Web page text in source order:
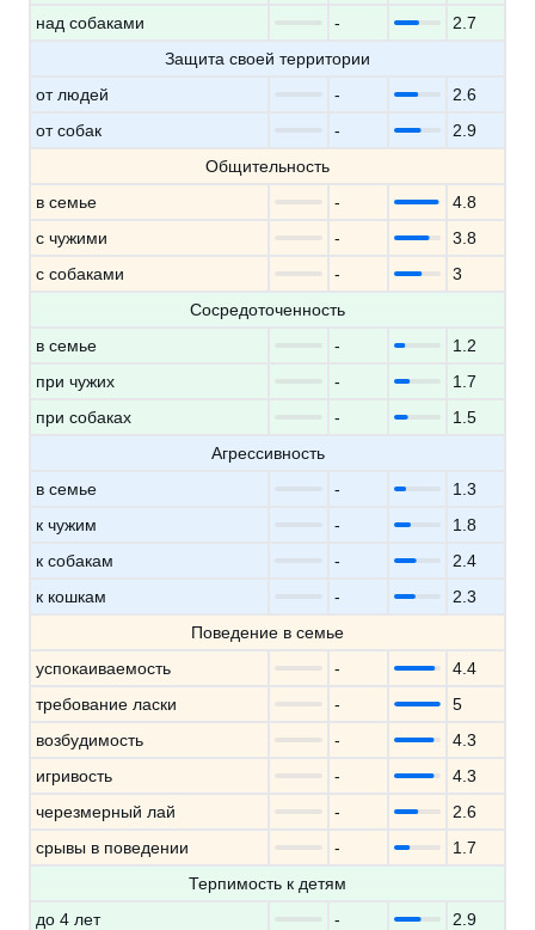
над собаками
-
2.7
Защита своей территории
от людей
-
2.6
от собак
-
2.9
Общительность
в семье
-
4.8
с чужими
-
3.8
с собаками
-
3
Сосредоточенность
в семье
-
1.2
при чужих
-
1.7
при собаках
-
1.5
Агрессивность
в семье
-
1.3
к чужим
-
1.8
к собакам
-
2.4
к кошкам
-
2.3
Поведение в семье
успокаиваемость
-
4.4
требование ласки
-
5
возбудимость
-
4.3
игривость
-
4.3
черезмерный лай
-
2.6
срывы в поведении
-
1.7
Терпимость к детям
до 4 лет
-
2.9